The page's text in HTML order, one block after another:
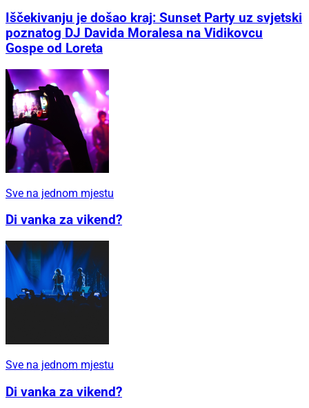
Iščekivanju je došao kraj: Sunset Party uz svjetski
poznatog DJ Davida Moralesa na Vidikovcu
Gospe od Loreta
Sve na jednom mjestu
Di vanka za vikend?
Sve na jednom mjestu
Di vanka za vikend?